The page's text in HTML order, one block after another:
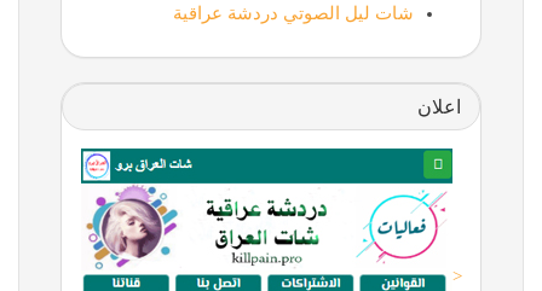
شات ليل الصوتي دردشة عراقية
اعلان
<